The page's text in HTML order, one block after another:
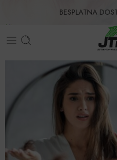
BESPLATNA
Povrat u roku